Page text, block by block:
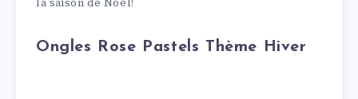
la saison de Noël!
Ongles Rose Pastels Thème Hiver